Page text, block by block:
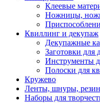
Клеевые
Ножницы,
Квиллинг и декупаж
Декупажные
Заготовки для
Инструменты
Полоски для
Кружево
Ленты, шнуры,
Наборы для